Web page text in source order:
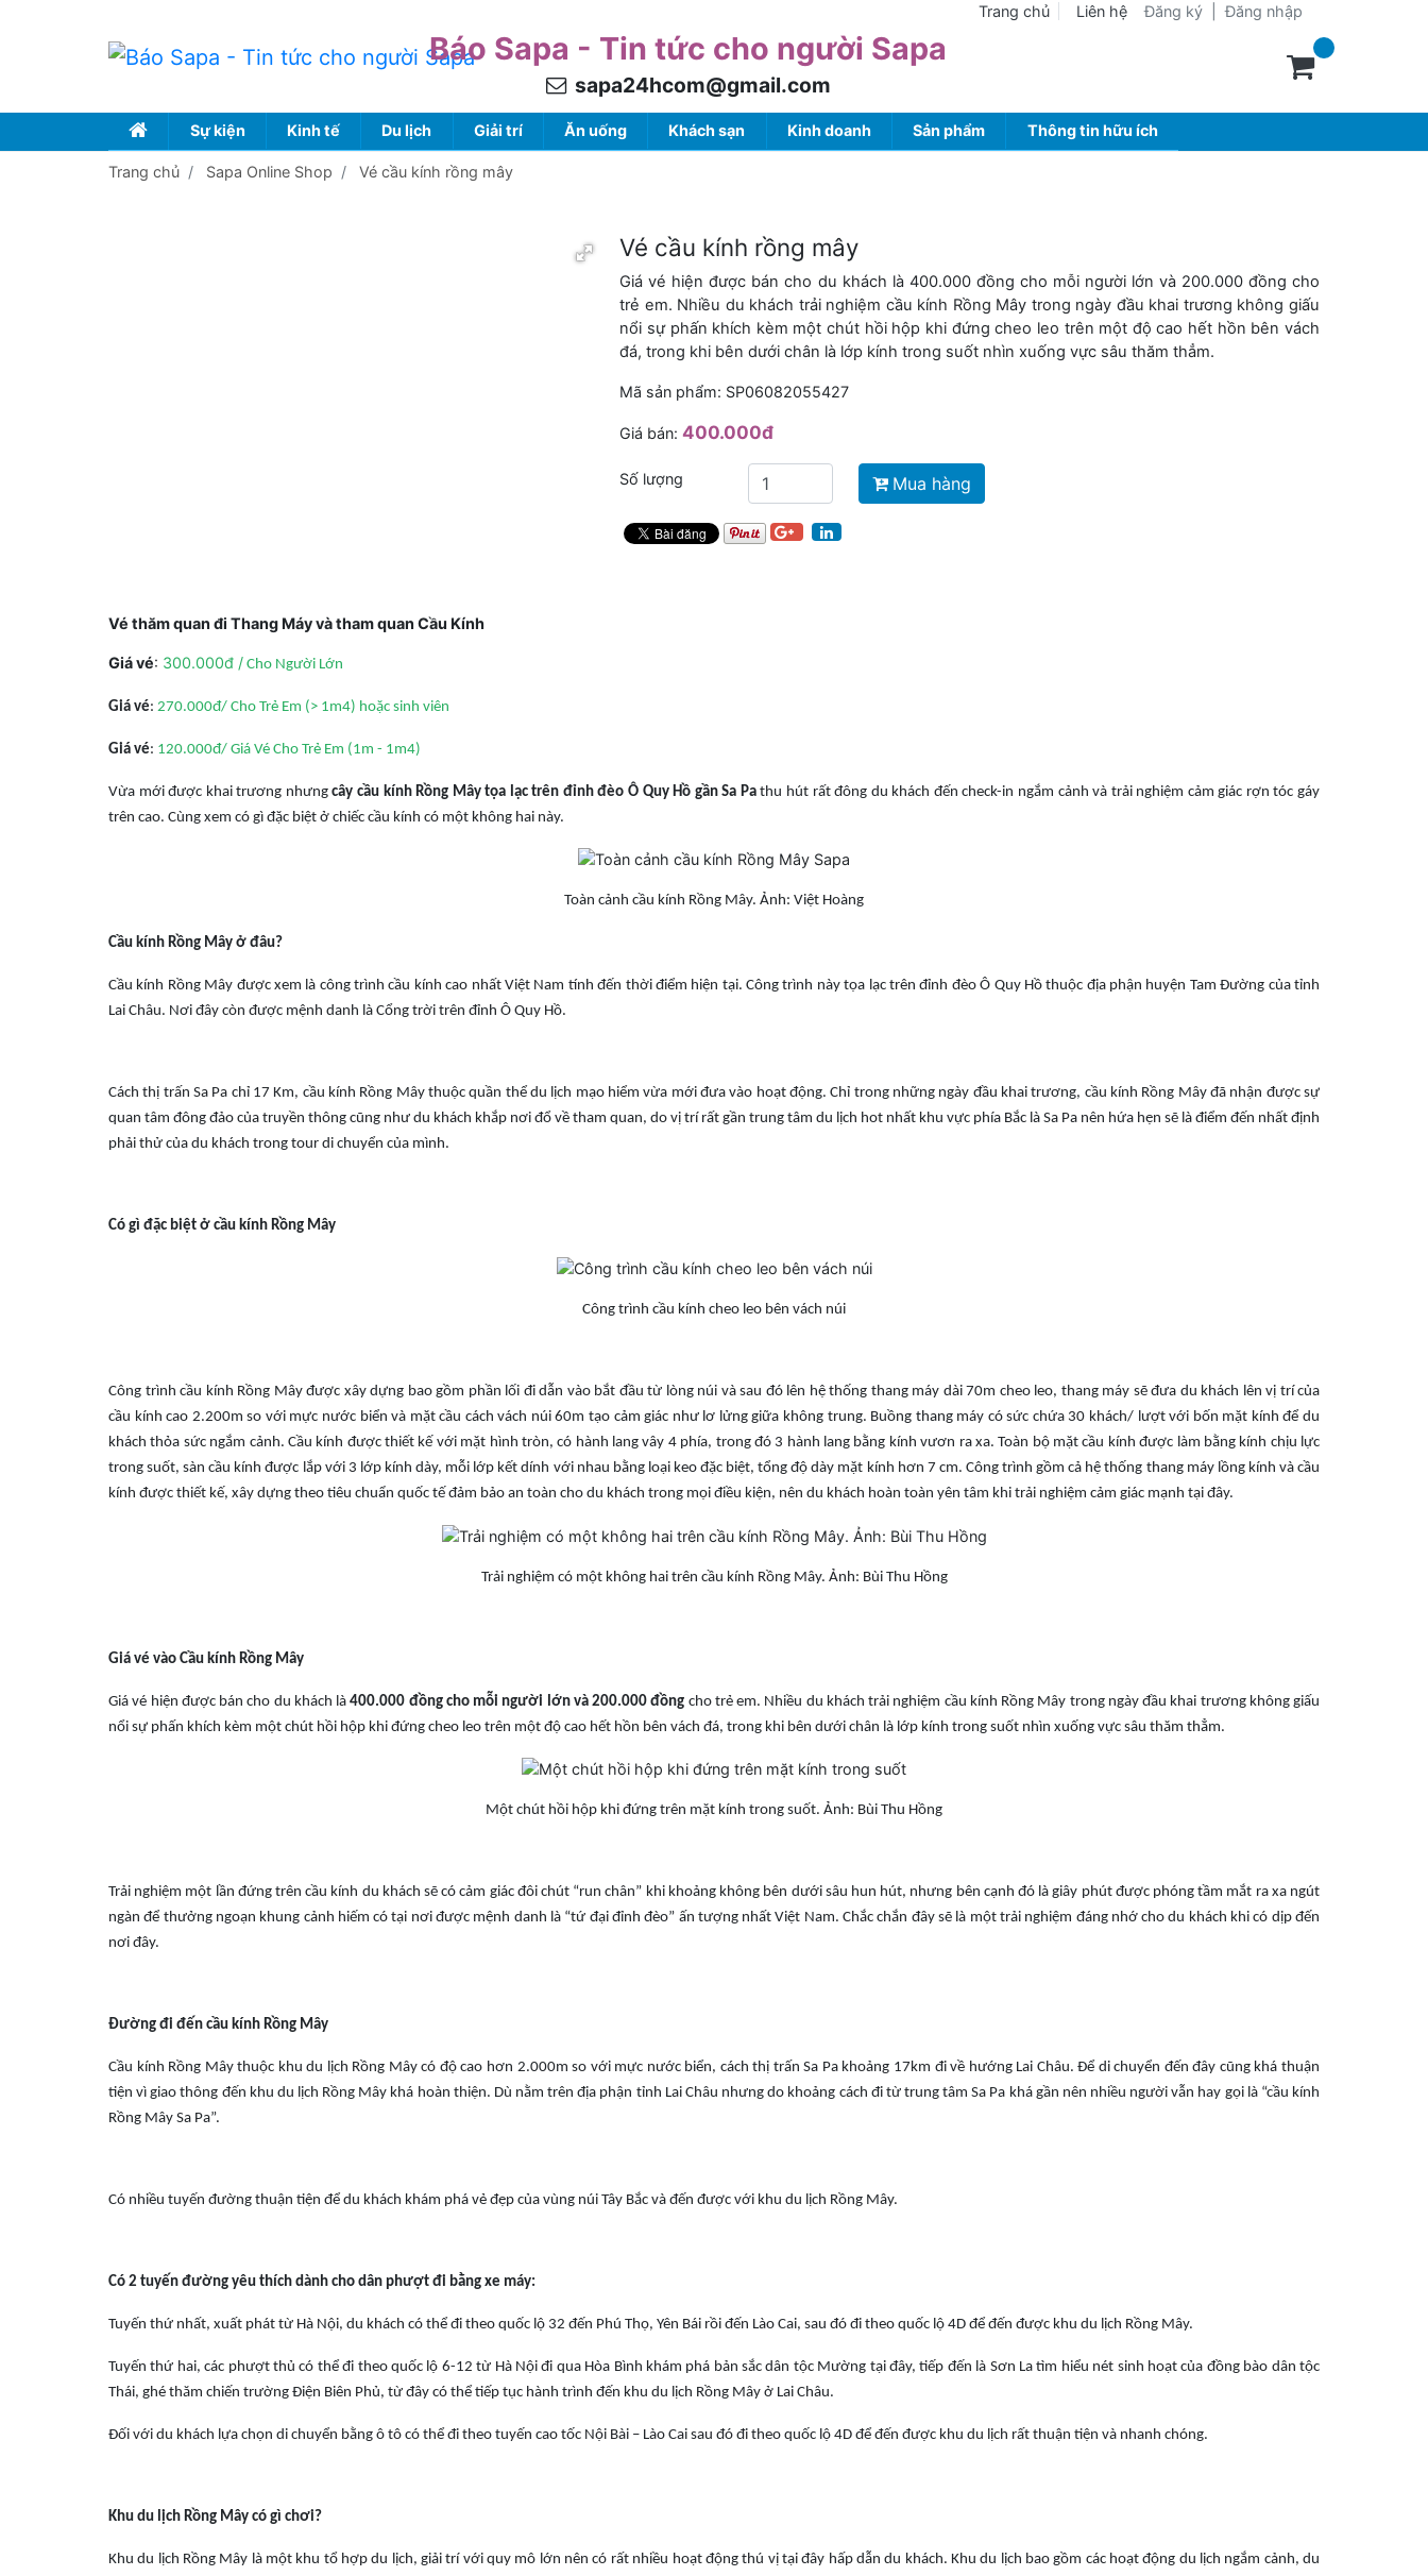
Trang chủ Liên hệ Đăng ký Đăng nhập
Báo Sapa - Tin tức cho người Sapa
sapa24hcom@gmail.com
Sự kiện Kinh tế Du lịch Giải trí Ăn uống Khách sạn Kinh doanh Sản phẩm Thông tin hữu ích
Trang chủ Sapa Online Shop Vé cầu kính rồng mây
Vé cầu kính rồng mây
Giá vé hiện được bán cho du khách là 400.000 đồng cho mỗi người lớn và 200.000 đồng cho
trẻ em. Nhiều du khách trải nghiệm cầu kính Rồng Mây trong ngày đầu khai trương không giấu
nổi sự phấn khích kèm một chút hồi hộp khi đứng cheo leo trên một độ cao hết hồn bên vách
đá, trong khi bên dưới chân là lớp kính trong suốt nhìn xuống vực sâu thăm thẳm.
Mã sản phẩm: SP06082055427
Giá bán:400.000đ
Số lượng Mua hàng
Vé thăm quan đi Thang Máy và tham quan Cầu Kính
Giá vé: 300.000đ / Cho Người Lớn
Giá vé: 270.000đ/ Cho Trẻ Em (> 1m4) hoặc sinh viên
Giá vé: 120.000đ/ Giá Vé Cho Trẻ Em (1m - 1m4)
Vừa mới được khai trương nhưngcây cầu kính Rồng Mây tọa lạc trên đỉnh đèo Ô Quy Hồ gần Sa Pathu hút rất đông du khách đến check-in ngắm cảnh và trải nghiệm cảm giác rợn tóc gáy
trên cao. Cùng xem có gì đặc biệt ở chiếc cầu kính có một không hai này.
Toàn cảnh cầu kính Rồng Mây. Ảnh: Việt Hoàng
Cầu kính Rồng Mây ở đâu?
Cầu kính Rồng Mây được xem là công trình cầu kính cao nhất Việt Nam tính đến thời điểm hiện tại. Công trình này tọa lạc trên đỉnh đèo Ô Quy Hồ thuộc địa phận huyện Tam Đường của tỉnh
Lai Châu. Nơi đây còn được mệnh danh là Cổng trời trên đỉnh Ô Quy Hồ.
Cách thị trấn Sa Pa chỉ 17 Km, cầu kính Rồng Mây thuộc quần thể du lịch mạo hiểm vừa mới đưa vào hoạt động. Chỉ trong những ngày đầu khai trương, cầu kính Rồng Mây đã nhận được sự
quan tâm đông đảo của truyền thông cũng như du khách khắp nơi đổ về tham quan, do vị trí rất gần trung tâm du lịch hot nhất khu vực phía Bắc là Sa Pa nên hứa hẹn sẽ là điểm đến nhất định
phải thử của du khách trong tour di chuyển của mình.
Có gì đặc biệt ở cầu kính Rồng Mây
Công trình cầu kính cheo leo bên vách núi
Công trình cầu kính Rồng Mây được xây dựng bao gồm phần lối đi dẫn vào bắt đầu từ lòng núi và sau đó lên hệ thống thang máy dài 70m cheo leo, thang máy sẽ đưa du khách lên vị trí của
cầu kính cao 2.200m so với mực nước biển và mặt cầu cách vách núi 60m tạo cảm giác như lơ lửng giữa không trung. Buồng thang máy có sức chứa 30 khách/ lượt với bốn mặt kính để du
khách thỏa sức ngắm cảnh. Cầu kính được thiết kế với mặt hình tròn, có hành lang vây 4 phía, trong đó 3 hành lang bằng kính vươn ra xa. Toàn bộ mặt cầu kính được làm bằng kính chịu lực
trong suốt, sàn cầu kính được lắp với 3 lớp kính dày, mỗi lớp kết dính với nhau bằng loại keo đặc biệt, tổng độ dày mặt kính hơn 7 cm. Công trình gồm cả hệ thống thang máy lồng kính và cầu
kính được thiết kế, xây dựng theo tiêu chuẩn quốc tế đảm bảo an toàn cho du khách trong mọi điều kiện, nên du khách hoàn toàn yên tâm khi trải nghiệm cảm giác mạnh tại đây.
Trải nghiệm có một không hai trên cầu kính Rồng Mây. Ảnh: Bùi Thu Hồng
Giá vé vào Cầu kính Rồng Mây
Giá vé hiện được bán cho du khách là 400.000 đồng cho mỗi người lớn và 200.000 đồng cho trẻ em. Nhiều du khách trải nghiệm cầu kính Rồng Mây trong ngày đầu khai trương không giấu
nổi sự phấn khích kèm một chút hồi hộp khi đứng cheo leo trên một độ cao hết hồn bên vách đá, trong khi bên dưới chân là lớp kính trong suốt nhìn xuống vực sâu thăm thẳm.
Một chút hồi hộp khi đứng trên mặt kính trong suốt. Ảnh: Bùi Thu Hồng
Trải nghiệm một lần đứng trên cầu kính du khách sẽ có cảm giác đôi chút “run chân” khi khoảng không bên dưới sâu hun hút, nhưng bên cạnh đó là giây phút được phóng tầm mắt ra xa ngút
ngàn để thưởng ngoạn khung cảnh hiếm có tại nơi được mệnh danh là “tứ đại đỉnh đèo” ấn tượng nhất Việt Nam. Chắc chắn đây sẽ là một trải nghiệm đáng nhớ cho du khách khi có dịp đến
nơi đây.
Đường đi đến cầu kính Rồng Mây
Cầu kính Rồng Mây thuộc khu du lịch Rồng Mây có độ cao hơn 2.000m so với mực nước biển, cách thị trấn Sa Pa khoảng 17km đi về hướng Lai Châu. Để di chuyển đến đây cũng khá thuận
tiện vì giao thông đến khu du lịch Rồng Mây khá hoàn thiện. Dù nằm trên địa phận tỉnh Lai Châu nhưng do khoảng cách đi từ trung tâm Sa Pa khá gần nên nhiều người vẫn hay gọi là “cầu kính
Rồng Mây Sa Pa”.
Có nhiều tuyến đường thuận tiện để du khách khám phá vẻ đẹp của vùng núi Tây Bắc và đến được với khu du lịch Rồng Mây.
Có 2 tuyến đường yêu thích dành cho dân phượt đi bằng xe máy:
Tuyến thứ nhất, xuất phát từ Hà Nội, du khách có thể đi theo quốc lộ 32 đến Phú Thọ, Yên Bái rồi đến Lào Cai, sau đó đi theo quốc lộ 4D để đến được khu du lịch Rồng Mây.
Tuyến thứ hai, các phượt thủ có thể đi theo quốc lộ 6-12 từ Hà Nội đi qua Hòa Bình khám phá bản sắc dân tộc Mường tại đây, tiếp đến là Sơn La tìm hiểu nét sinh hoạt của đồng bào dân tộc
Thái, ghé thăm chiến trường Điện Biên Phủ, từ đây có thể tiếp tục hành trình đến khu du lịch Rồng Mây ở Lai Châu.
Đối với du khách lựa chọn di chuyển bằng ô tô có thể đi theo tuyến cao tốc Nội Bài – Lào Cai sau đó đi theo quốc lộ 4D để đến được khu du lịch rất thuận tiện và nhanh chóng.
Khu du lịch Rồng Mây có gì chơi?
Khu du lịch Rồng Mây là một khu tổ hợp du lịch, giải trí với quy mô lớn nên có rất nhiều hoạt động thú vị tại đây hấp dẫn du khách. Khu du lịch bao gồm các hoạt động du lịch ngắm cảnh, du